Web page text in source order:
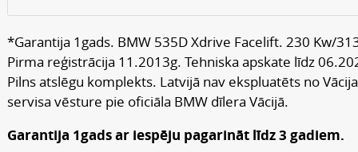
*Garantija 1gads. BMW 535D Xdrive Facelift. 230 Kw/
Pirma reģistrācija 11.2013g. Tehniska apskate līdz
Pilns atslēgu komplekts. Latvijā nav ekspluatēts no
servisa vēsture pie oficiāla BMW dīlera Vācijā.
Garantija 1gads ar iespēju pagarināt līdz 3 gadiem.